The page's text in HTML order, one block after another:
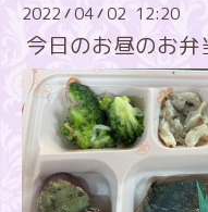
2022 /04/02 12:20
今日のお昼のお弁